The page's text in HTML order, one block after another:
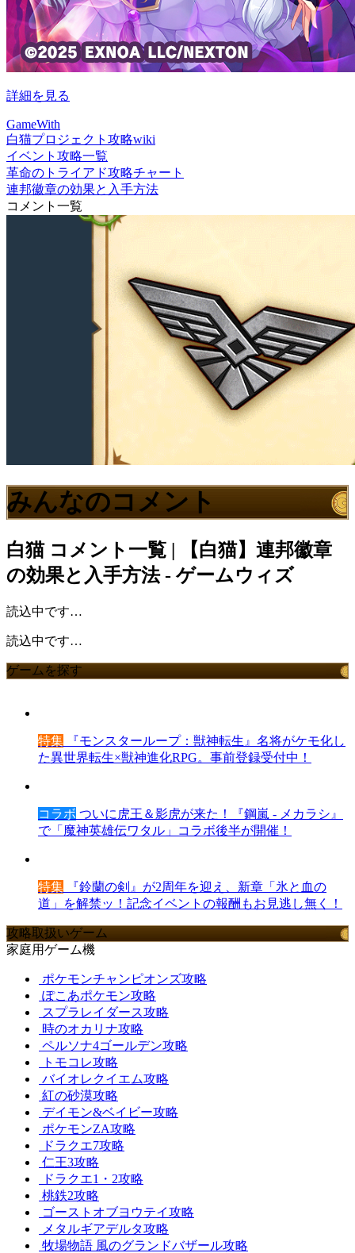
詳細を見る
GameWith
白猫プロジェクト攻略wiki
イベント攻略一覧
革命のトライアド攻略チャート
連邦徽章の効果と入手方法
コメント一覧
みんなのコメント
白猫 コメント一覧 | 【白猫】連邦徽章
の効果と入手方法 - ゲームウィズ
読込中です…
読込中です…
ゲームを探す
特集 『モンスターループ：獣神転生』名将がケモ化し
た異世界転生×獣神進化RPG。事前登録受付中！
コラボ ついに虎王＆影虎が来た！『鋼嵐 - メカラシ』
で「魔神英雄伝ワタル」コラボ後半が開催！
特集 『鈴蘭の剣』が2周年を迎え、新章「氷と血の
道」を解禁ッ！記念イベントの報酬もお見逃し無く！
攻略取扱いゲーム
家庭用ゲーム機
ポケモンチャンピオンズ攻略
ぽこあポケモン攻略
スプラレイダース攻略
時のオカリナ攻略
ペルソナ4ゴールデン攻略
トモコレ攻略
バイオレクイエム攻略
紅の砂漠攻略
デイモン&ベイビー攻略
ポケモンZA攻略
ドラクエ7攻略
仁王3攻略
ドラクエ1・2攻略
桃鉄2攻略
ゴーストオブヨウテイ攻略
メタルギアデルタ攻略
牧場物語 風のグランドバザール攻略